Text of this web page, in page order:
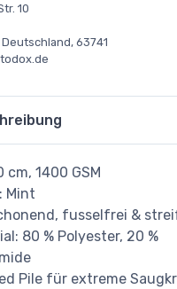
10
63741
cm, 1400 GSM
Mint
fusselfrei &
80 % Polyester, 20 %
Pile für extreme